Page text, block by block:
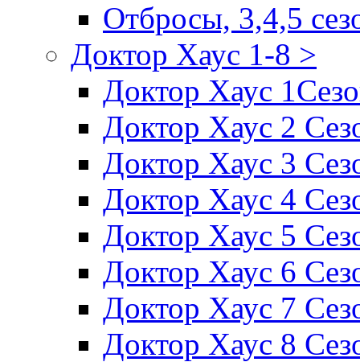
Отбросы, 3,4,5
Доктор Хаус 1-8 >
Доктор Хаус
Доктор Хаус 2
Доктор Хаус 3
Доктор Хаус 4
Доктор Хаус 5
Доктор Хаус 6
Доктор Хаус 7
Доктор Хаус 8